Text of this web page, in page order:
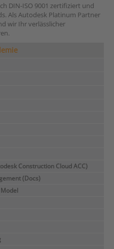
DIN-ISO 9001 zertifiziert und
Als Autodesk Platinum Partner
wir Ihr verlässlicher
Construction Cloud ACC)
(Docs)